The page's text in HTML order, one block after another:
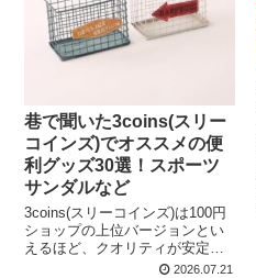
巷で聞いた3coins(スリー
コインズ)でオススメの便
利グッズ30選！スポーツ
サンダルなど
3coins(スリーコインズ)は100円
ショップの上位バージョンとい
えるほど、クオリティが安定し
ている人気の雑貨店ですよね。
2026.07.21